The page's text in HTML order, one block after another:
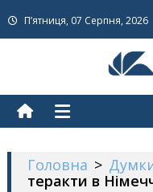
to
П’ятниця, 07 Серпня, 2026
Головна >
теракти в